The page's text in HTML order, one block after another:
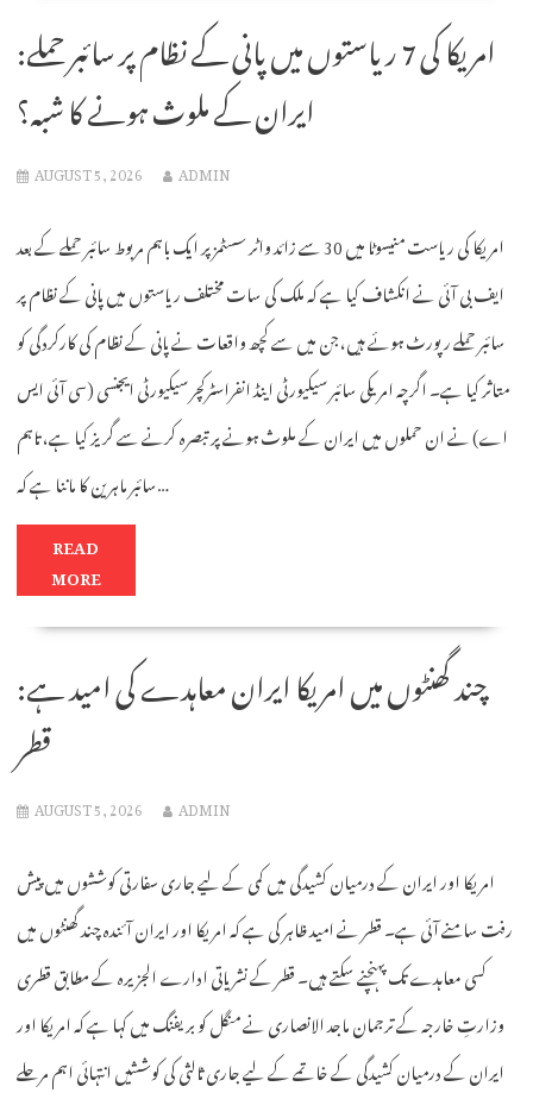
امریکا کی 7 ریاستوں میں پانی کے نظام پر سائبر حملے:
ایران کے ملوث ہونے کا شبہ؟
AUGUST 5, 2026 ADMIN
امریکا کی ریاست منیسوٹا میں 30 سے زائد واٹر سسٹمز پر ایک باہم مربوط سائبر حملے کے بعد
ایف بی آئی نے انکشاف کیا ہے کہ ملک کی سات مختلف ریاستوں میں پانی کے نظام پر
سائبر حملے رپورٹ ہوئے ہیں، جن میں سے کچھ واقعات نے پانی کے نظام کی کارکردگی کو
متاثر کیا ہے۔ اگرچہ امریکی سائبر سیکیورٹی اینڈ انفراسٹرکچر سیکیورٹی ایجنسی (سی آئی ایس
اے) نے ان حملوں میں ایران کے ملوث ہونے پر تبصرہ کرنے سے گریز کیا ہے، تاہم
سائبر ماہرین کا ماننا ہے کہ…
READ
MORE
چند گھنٹوں میں امریکا ایران معاہدے کی امید ہے:
قطر
AUGUST 5, 2026 ADMIN
امریکا اور ایران کے درمیان کشیدگی میں کمی کے لیے جاری سفارتی کوششوں میں پیش
رفت سامنے آئی ہے۔ قطر نے امید ظاہر کی ہے کہ امریکا اور ایران آئندہ چند گھنٹوں میں
کسی معاہدے تک پہنچنے سکتے ہیں۔ قطر کے نشریاتی ادارے الجزیرہ کے مطابق قطری
وزارتِ خارجہ کے ترجمان ماجد الانصاری نے منگل کو بریفنگ میں کہا ہے کہ امریکا اور
ایران کے درمیان کشیدگی کے خاتمے کے لیے جاری ثالثی کی کوششیں انتہائی اہم مرحلے